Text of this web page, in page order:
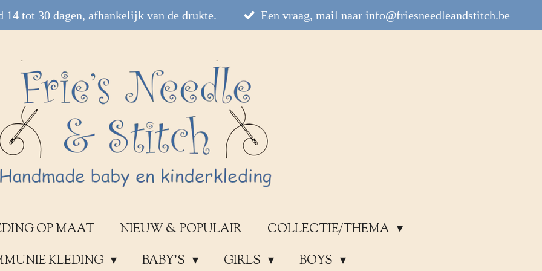
14 tot 30 dagen, afhankelijk van de drukte. Een vraag, mail naar info@friesneedleandstitch.be
OP MAAT NIEUW & POPULAIR
COLLECTIE/THEMA
KLEDING
BABY'S GIRLS
BOYS